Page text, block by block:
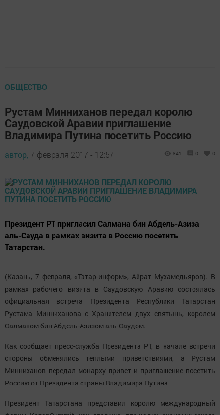
ОБЩЕСТВО
Рустам Минниханов передал королю
Саудовской Аравии приглашение
Владимира Путина посетить Россию
автор, 7 февраля 2017 - 12:57 841 0 0
Президент РТ пригласил Салмана бин Абдель-Азиза
аль-Сауда в рамках визита в Россию посетить
Татарстан.
(Казань, 7 февраля, «Татар-информ», Айрат Мухамедьяров). В
рамках рабочего визита в Саудовскую Аравию состоялась
официальная встреча Президента Республики Татарстан
Рустама Минниханова с Хранителем двух святынь, королем
Салманом бин Абдель-Азизом аль-Саудом.
Как сообщает пресс-служба Президента РТ, в начале встречи
стороны обменялись теплыми приветствиями, а Рустам
Минниханов передал монарху привет и приглашение посетить
Россию от Президента страны Владимира Путина.
Президент Татарстана представил королю международный